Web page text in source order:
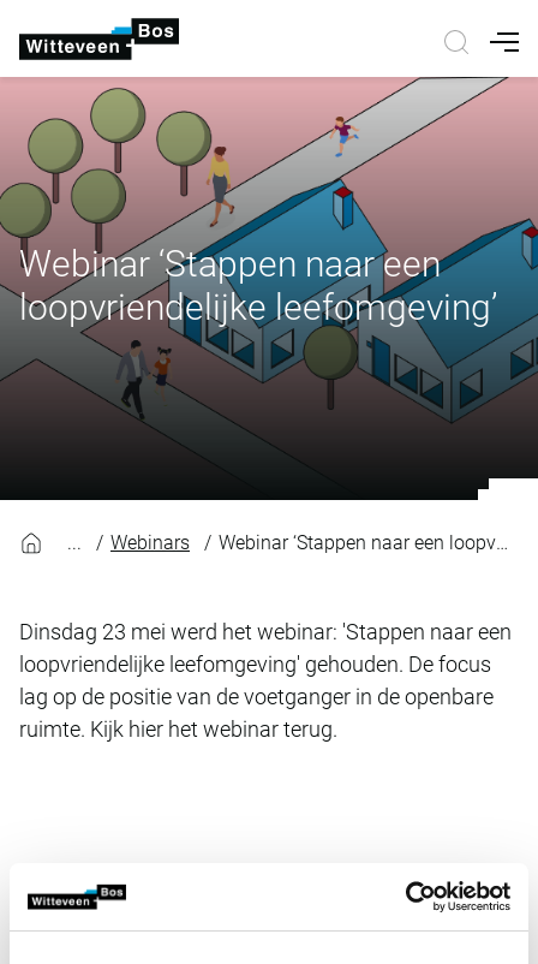
Webinar ‘Stappen naar een
loopvriendelijke leefomgeving’
Webinars Webinar ‘Stappen naar een loopvriendelijke leefomgeving’
Dinsdag 23 mei werd het webinar: 'Stappen naar een
loopvriendelijke leefomgeving' gehouden. De focus
lag op de positie van de voetganger in de openbare
ruimte. Kijk hier het webinar terug.